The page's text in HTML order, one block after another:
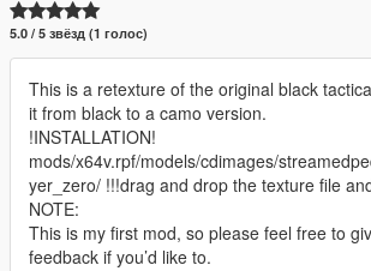
5.0 / 5 звёзд (1 голос)
This is a retexture of the original black
it from black to a camo version.
!INSTALLATION!
mods/x64v.rpf/models/cdimages/
yer_zero/ !!!drag and drop the texture file
NOTE:
This is my first mod, so please feel free to
feedback if you’d like to.